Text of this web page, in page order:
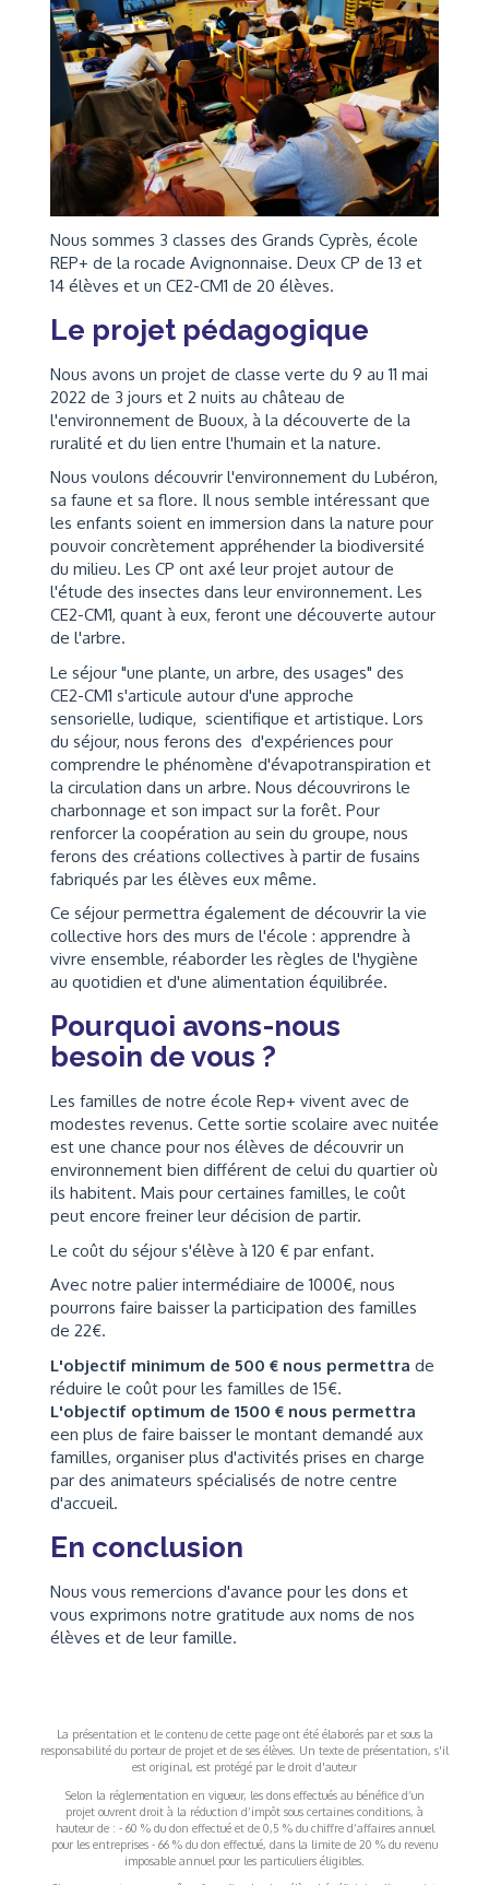
Nous sommes 3 classes des Grands Cyprès, école
REP+ de la rocade Avignonnaise. Deux CP de 13 et
14 élèves et un CE2-CM1 de 20 élèves.
Le projet pédagogique
Nous avons un projet de classe verte du 9 au 11 mai
2022 de 3 jours et 2 nuits au château de
l'environnement de Buoux, à la découverte de la
ruralité et du lien entre l'humain et la nature.
Nous voulons découvrir l'environnement du Lubéron,
sa faune et sa flore. Il nous semble intéressant que
les enfants soient en immersion dans la nature pour
pouvoir concrètement appréhender la biodiversité
du milieu. Les CP ont axé leur projet autour de
l'étude des insectes dans leur environnement. Les
CE2-CM1, quant à eux, feront une découverte autour
de l'arbre.
Le séjour "une plante, un arbre, des usages" des
CE2-CM1 s'articule autour d'une approche
sensorielle, ludique, scientifique et artistique. Lors
du séjour, nous ferons des d'expériences pour
comprendre le phénomène d'évapotranspiration et
la circulation dans un arbre. Nous découvrirons le
charbonnage et son impact sur la forêt. Pour
renforcer la coopération au sein du groupe, nous
ferons des créations collectives à partir de fusains
fabriqués par les élèves eux même.
Ce séjour permettra également de découvrir la vie
collective hors des murs de l'école : apprendre à
vivre ensemble, réaborder les règles de l'hygiène
au quotidien et d'une alimentation équilibrée.
Pourquoi avons-nous
besoin de vous ?
Les familles de notre école Rep+ vivent avec de
modestes revenus. Cette sortie scolaire avec nuitée
est une chance pour nos élèves de découvrir un
environnement bien différent de celui du quartier où
ils habitent. Mais pour certaines familles, le coût
peut encore freiner leur décision de partir.
Le coût du séjour s'élève à 120 € par enfant.
Avec notre palier intermédiaire de 1000€, nous
pourrons faire baisser la participation des familles
de 22€.
L'objectif minimum de 500 € nous permettra de
réduire le coût pour les familles de 15€.
L'objectif optimum de 1500 € nous permettra
een plus de faire baisser le montant demandé aux
familles, organiser plus d'activités prises en charge
par des animateurs spécialisés de notre centre
d'accueil.
En conclusion
Nous vous remercions d'avance pour les dons et
vous exprimons notre gratitude aux noms de nos
élèves et de leur famille.
La présentation et le contenu de cette page ont été élaborés par et sous la
responsabilité du porteur de projet et de ses élèves. Un texte de présentation, s'il
est original, est protégé par le droit d'auteur
Selon la réglementation en vigueur, les dons effectués au bénéfice d’un
projet ouvrent droit à la réduction d’impôt sous certaines conditions, à
hauteur de : - 60 % du don effectué et de 0,5 % du chiffre d’affaires annuel
pour les entreprises - 66 % du don effectué, dans la limite de 20 % du revenu
imposable annuel pour les particuliers éligibles.